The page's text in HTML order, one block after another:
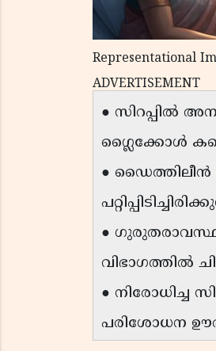
Representational
ADVERTISEMENT
● സിറപ്പിൽ
ഗ്ലൈക്കോൾ
● ഡൈത്തിലീൻ
●
വിഭാഗത്തിൽ
● നിരോധിച്ച
പരിശോധന